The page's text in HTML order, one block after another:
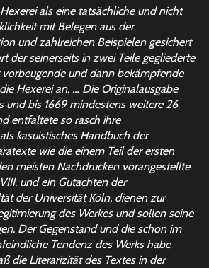
als eine tatsächliche und nicht
mit Belegen aus der
und zahlreichen Beispielen gesichert
der seinerseits in zwei Teile gegliederte
und dann bekämpfende
Hexerei an. … Die Originalausgabe
und bis 1669 mindestens weitere 26
entfaltete so rasch ihre
kasuistisches Handbuch der
wie die einem Teil der ersten
meisten Nachdrucken vorangestellte
und ein Gutachten der
der Universität Köln, dienen zur
des Werkes und sollen seine
Der Gegenstand und die schon im
Tendenz des Werks habe
die Literarizität des Textes in der